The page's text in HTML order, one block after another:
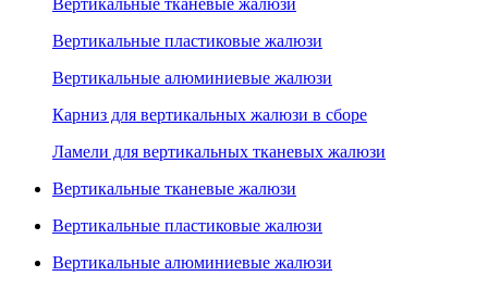
Вертикальные тканевые жалюзи
Вертикальные пластиковые жалюзи
Вертикальные алюминиевые жалюзи
Карниз для вертикальных жалюзи в сборе
Ламели для вертикальных тканевых жалюзи
Вертикальные тканевые жалюзи
Вертикальные пластиковые жалюзи
Вертикальные алюминиевые жалюзи